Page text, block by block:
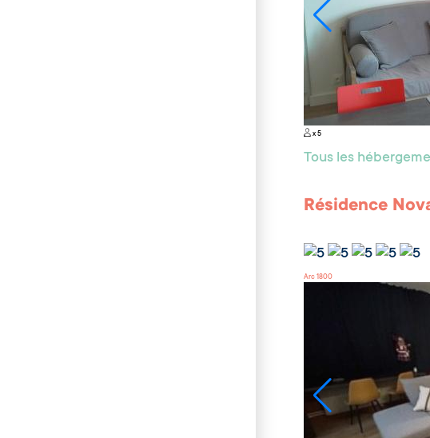
x 5
Tous les
Résidence
Arc 1800